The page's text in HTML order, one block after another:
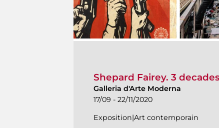
Shepard Fairey. 3
Galleria d'Arte Moderna
17/09 - 22/11/2020
Exposition|Art contemporain